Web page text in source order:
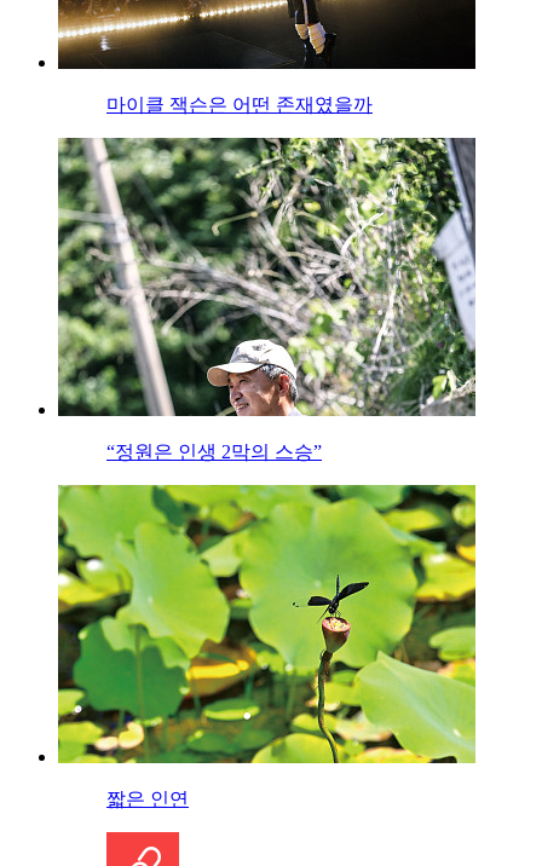
마이클 잭슨은 어떤 존재였을까
“정원은 인생 2막의 스승”
짧은 인연